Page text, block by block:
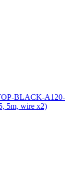
BLACK-A120-
5m, wire x2)